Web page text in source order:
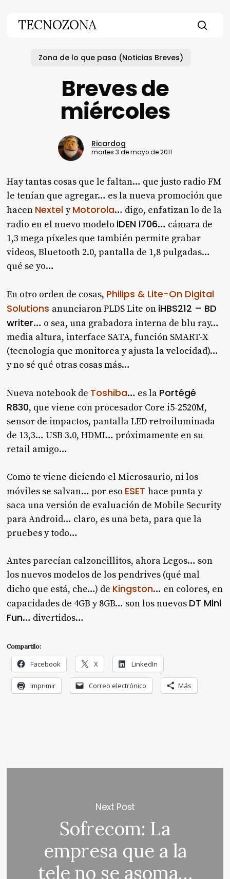
TECNOZONA
Zona de lo que pasa (Noticias Breves)
Breves de
miércoles
Ricardog
martes 3 de mayo de 2011
Hay tantas cosas que le faltan… que justo radio FM
le tenían que agregar… es la nueva promoción que
hacen NextelyMotorola… digo, enfatizan lo de la
radio en el nuevo modelo iDEN i706… cámara de
1,3 mega píxeles que también permite grabar
videos, Bluetooth 2.0, pantalla de 1,8 pulgadas…
qué se yo…
En otro orden de cosas, Philips & Lite-On Digital
Solutions anunciaron PLDS Lite on iHBS212 – BD
writer… o sea, una grabadora interna de blu ray…
media altura, interface SATA, función SMART-X
(tecnología que monitorea y ajusta la velocidad)…
y no sé qué otras cosas más…
Nueva notebook de Toshiba… es la Portégé
R830, que viene con procesador Core i5-2520M,
sensor de impactos, pantalla LED retroiluminada
de 13,3… USB 3.0, HDMI… próximamente en su
retail amigo…
Como te viene diciendo el Microsaurio, ni los
móviles se salvan… por eso ESEThace punta y
saca una versión de evaluación de Mobile Security
para Android… claro, es una beta, para que la
pruebes y todo…
Antes parecían calzoncillitos, ahora Legos… son
los nuevos modelos de los pendrives (qué mal
dicho que está, che…) de Kingston… en colores, en
capacidades de 4GB y 8GB… son los nuevos DT Mini
Fun… divertidos…
Compartilo:
Facebook X LinkedIn
Imprimir Correo electrónico Más
Next Post
Sofrecom: La
empresa que a la
tele no se asoma…